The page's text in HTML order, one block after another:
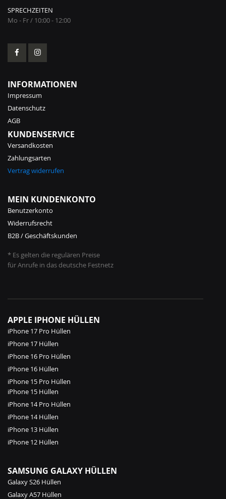
SPRECHZEITEN
Mo - Fr / 10:00 - 12:00
INFORMATIONEN
Impressum
Datenschutz
AGB
KUNDENSERVICE
Versandkosten
Zahlungsarten
Vertrag widerrufen
MEIN KUNDENKONTO
Benutzerkonto
Widerrufsrecht
B2B / Geschäftskunden
* Es gelten die regulären Preise
für Anrufe in das deutsche Festnetz
APPLE IPHONE HÜLLEN
iPhone 17 Pro Hüllen
iPhone 17 Hüllen
iPhone 16 Pro Hüllen
iPhone 16 Hüllen
iPhone 15 Pro Hüllen
iPhone 15 Hüllen
iPhone 14 Pro Hüllen
iPhone 14 Hüllen
iPhone 13 Hüllen
iPhone 12 Hüllen
SAMSUNG GALAXY HÜLLEN
Galaxy S26 Hüllen
Galaxy A57 Hüllen